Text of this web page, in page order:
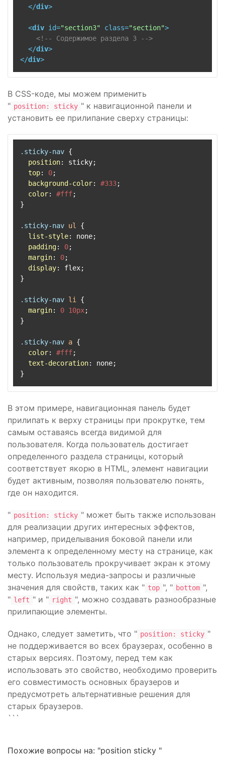
</div>
<div id="section3" class="section">
<!-- Содержимое раздела 3 -->
</div>
</div>
В CSS-коде, мы можем применить
" position: sticky " к навигационной панели и
установить ее прилипание сверху страницы:
.sticky-nav {
position: sticky;
top: 0;
background-color: #333;
color: #fff;
}
.sticky-nav ul
{
list-style: none;
padding: 0;
margin: 0;
display: flex;
}
.sticky-nav li
{
margin: 0 10px;
}
.sticky-nav a {
color: #fff;
text-decoration: none;
В этом примере, навигационная панель будет
прилипать к верху страницы при прокрутке, тем
самым оставаясь всегда видимой для
пользователя. Когда пользователь достигает
определенного раздела страницы, который
соответствует якорю в HTML, элемент навигации
будет активным, позволяя пользователю понять,
где он находится.
" position: sticky " может быть также использован
для реализации других интересных эффектов,
например, приделывания боковой панели или
элемента к определенному месту на странице, как
только пользователь прокручивает экран к этому
месту. Используя медиа-запросы и различные
значения для свойств, таких как " top ", " bottom ",
" left " и " right ", можно создавать разнообразные
прилипающие элементы.
Однако, следует заметить, что " position: sticky "
не поддерживается во всех браузерах, особенно в
старых версиях. Поэтому, перед тем как
использовать это свойство, необходимо проверить
его совместимость основных браузеров и
предусмотреть альтернативные решения для
старых браузеров.
```
Похожие вопросы на: "position sticky "